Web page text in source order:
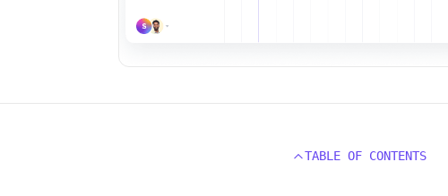
TABLE OF CONTENTS